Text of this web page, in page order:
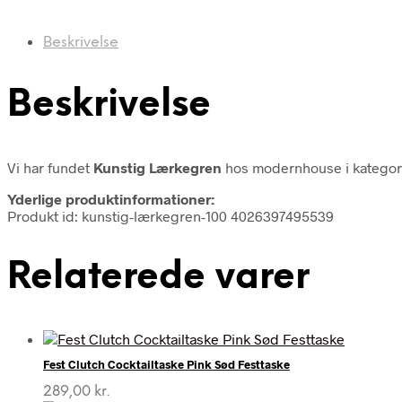
Beskrivelse
Beskrivelse
Vi har fundet Kunstig Lærkegren hos modernhouse i
Yderlige produktinformationer:
Produkt id: kunstig-lærkegren-100 4026397495539
Relaterede varer
Fest Clutch Cocktailtaske Pink Sød Festtaske
289,00 kr.